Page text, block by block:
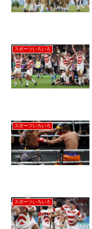
スポーツいろいろ
スポーツいろいろ
スポーツいろいろ